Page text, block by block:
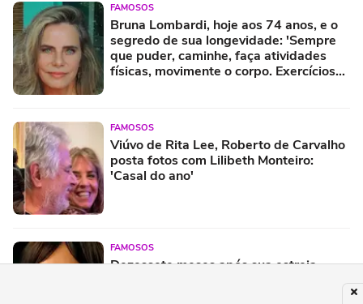
FAMOSOS
Bruna Lombardi, hoje aos 74 anos, e o
segredo de sua longevidade: 'Sempre
que puder, caminhe, faça atividades
físicas, movimente o corpo. Exercícios
FAMOSOS
Viúvo de Rita Lee, Roberto de Carvalho
posta fotos com Lilibeth Monteiro:
'Casal do ano'
FAMOSOS
Dezessete meses após sua estreia,